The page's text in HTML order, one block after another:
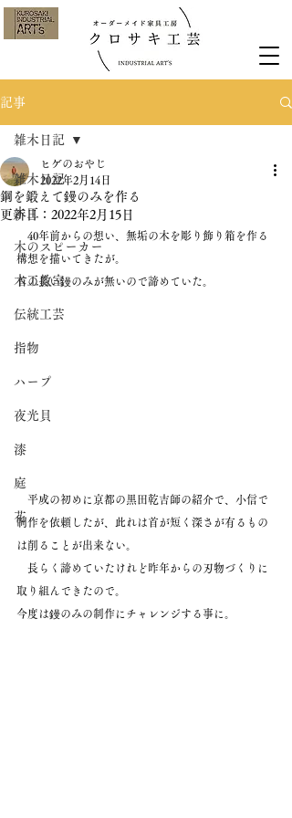
記事
雑木日記
木工
木のスピーカー
木工教室
伝統工芸
指物
ハープ
夜光貝
漆
庭
花
雑木日記
鋼を鍛えて鏝のみを作る
ヒゲのおやじ
2022年2月14日
更新日： 2022年2月15日
40年前からの想い、無垢の木を彫り飾り箱を作る
構想を描いてきたが。
首の長い鏝のみが無いので諦めていた。
平成の初めに京都の黒田乾吉師の紹介で、小信で
制作を依頼したが、此れは首が短く深さが有るもの
は削ることが出来ない。
長らく諦めていたけれど昨年からの刃物づくりに
取り組んできたので。
今度は鏝のみの制作にチャレンジする事に。